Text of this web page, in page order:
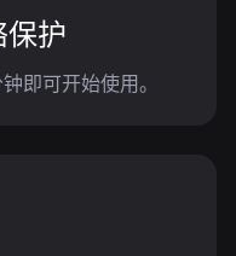
护
即可开始使用。